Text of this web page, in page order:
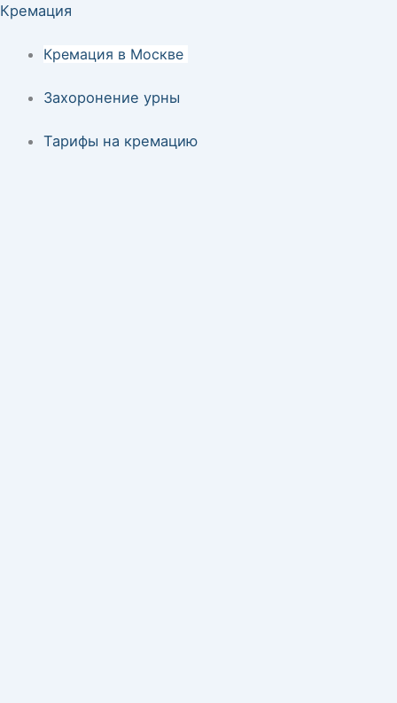
Кремация
Кремация в Москве
Захоронение урны
Тарифы на кремацию